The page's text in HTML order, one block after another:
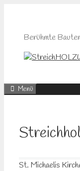
springenBerühmte
Menü
St. Michaelis